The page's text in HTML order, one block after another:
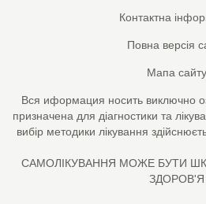
Контактна
Повна версія
Мапа сайту
Вся иформация носить виключно
призначена для діагностики та
вибір методики лікування
САМОЛІКУВАННЯ МОЖЕ БУТИ
ЗДОРОВ'Я